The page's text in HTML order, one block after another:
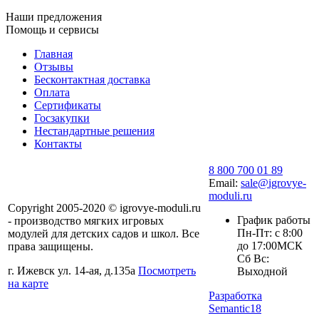
Наши предложения
Помощь и сервисы
Главная
Отзывы
Бесконтактная доставка
Оплата
Сертификаты
Госзакупки
Нестандартные решения
Контакты
Copyright 2005-2020 © igrovye-moduli.ru
- производство мягких игровых
модулей для детских садов и школ. Все
права защищены.
г. Ижевск ул. 14-ая, д.135а Посмотреть
на карте
8 800 700 01 89
Email: sale@igrovye-
moduli.ru
График работы
Пн-Пт: с 8:00
до 17:00МСК
Сб Вс:
Выходной
Разработка
Semantic18